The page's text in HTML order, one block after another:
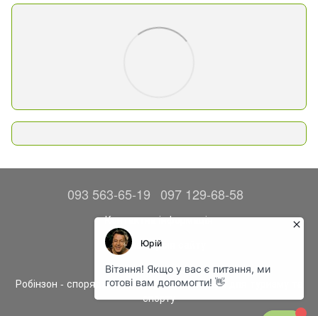
093 563-65-19 097 129-68-58
Контактна інформація
Повна версія сайту
© 2014—2026
Робінзон - спорядження, одяг та аксесуари для туризму та
спорту